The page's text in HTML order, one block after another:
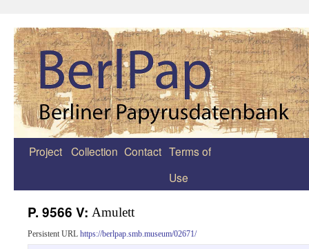
Zum
Project Collection Contact Terms of
Use
P. 9566 V: Amulett
Persistent URL https://berlpap.smb.museum/02671/